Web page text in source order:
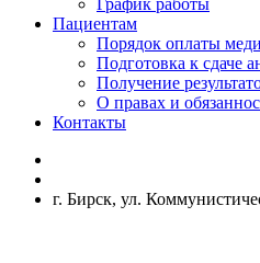
График работы
Пациентам
Порядок оплаты
Подготовка к сдаче
Получение
О правах и
Контакты
г. Бирск, ул.